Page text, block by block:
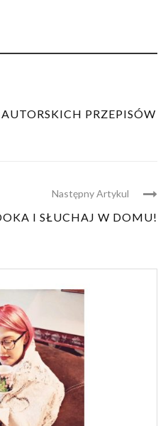
PRZEPISÓW
Następny Artykul
I SŁUCHAJ W DOMU!